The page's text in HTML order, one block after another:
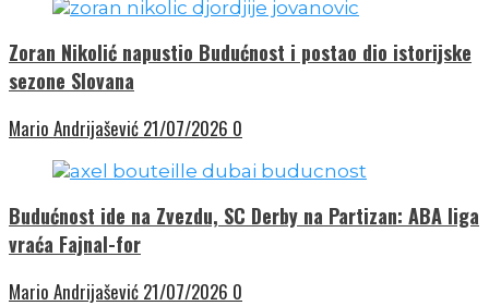
Zoran Nikolić napustio Budućnost i postao dio istorijske
sezone Slovana
Mario Andrijašević 21/07/2026 0
Budućnost ide na Zvezdu, SC Derby na Partizan: ABA liga
vraća Fajnal-for
Mario Andrijašević 21/07/2026 0